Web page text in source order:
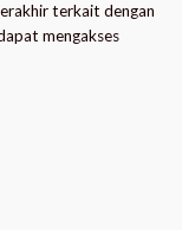
terkait dengan
mengakses